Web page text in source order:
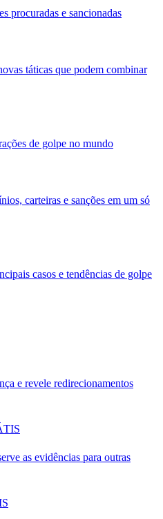
e sancionadas
táticas que podem combinar
de golpe no mundo
carteiras e sanções em um só
casos e tendências de golpe
e revele redirecionamentos
as evidências para outras